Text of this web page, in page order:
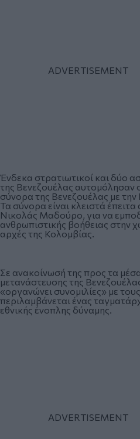
Ένδεκα στρατιωτικοί και δύο
της Βενεζουέλας αυτομόλησαν
σύνορα της Βενεζουέλας με
Τα σύνορα είναι κλειστά
Νικολάς Μαδούρο, για να
ανθρωπιστικής βοήθειας στην
αρχές της Κολομβίας.
Σε ανακοίνωσή της προς τα
μετανάστευσης της Βενεζουέλας
«οργανώνει συνομιλίες» με
περιλαμβάνεται ένας
εθνικής ένοπλης δύναμης.